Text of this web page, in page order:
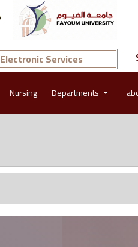
Electronic Services
Nursing Departments